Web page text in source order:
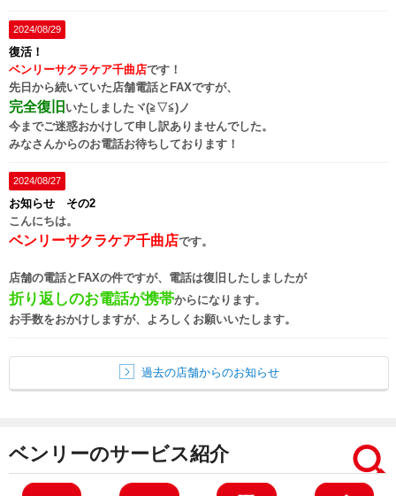
2024/08/29
復活！
ベンリーサクラケア千曲店です！
先日から続いていた店舗電話とFAXですが、
完全復旧 いたしましたヾ(≧▽≦)ノ
今までご迷惑おかけして申し訳ありませんでした。
みなさんからのお電話お待ちしております！
2024/08/27
お知らせ その2
こんにちは。
ベンリーサクラケア千曲店です。
店舗の電話とFAXの件ですが、電話は復旧したしましたが
折り返しのお電話が携帯からになります。
お手数をおかけしますが、よろしくお願いいたします。
過去の店舗からのお知らせ
ベンリーのサービス紹介